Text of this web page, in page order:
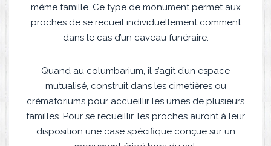
même famille. Ce type de monument permet aux
proches de se recueil individuellement comment
dans le cas d’un caveau funéraire.
Quand au columbarium, il s’agit d’un espace
mutualisé, construit dans les cimetières ou
crématoriums pour accueillir les urnes de plusieurs
familles. Pour se recueillir, les proches auront à leur
disposition une case spécifique conçue sur un